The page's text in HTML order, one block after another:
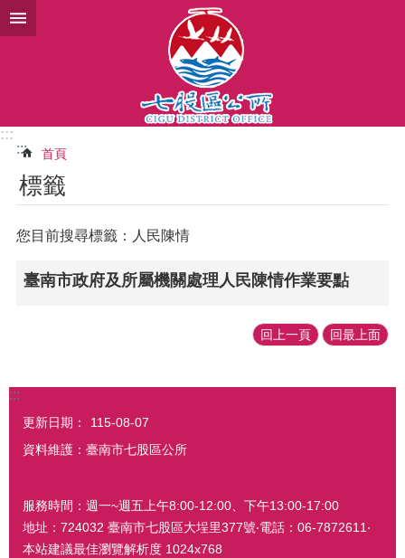
跳到主要內容區塊
:::
:::
首頁
標籤
您目前搜尋標籤：人民陳情
臺南市政府及所屬機關處理人民陳情作業要點
回上一頁 回最上面
:::
更新日期：
115-08-07
資料維護：臺南市七股區公所
服務時間：週一~週五上午8:00-12:00、下午13:00-17:00
地址：724032 臺南市七股區大埕里377號‧電話：06-7872611‧
本站建議最佳瀏覽解析度 1024x768